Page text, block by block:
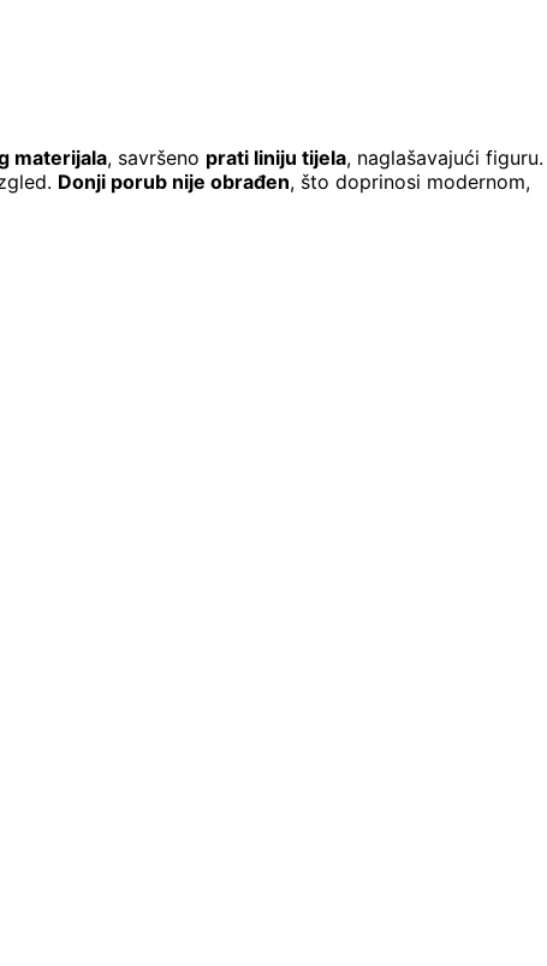
materijala, savršeno prati liniju tijela, naglašavajući figuru.
Donji porub nije obrađen, što doprinosi modernom,